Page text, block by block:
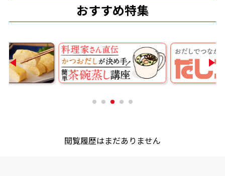
氷熟®︎
おすすめ特集
閲覧履歴はまだありません